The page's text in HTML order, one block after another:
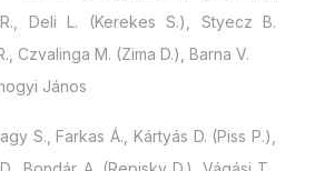
Deli L. (Kerekes S.), Styecz B.
Czvalinga M. (Zima D.), Barna V.
János
S., Farkas Á., Kártyás D. (Piss P.),